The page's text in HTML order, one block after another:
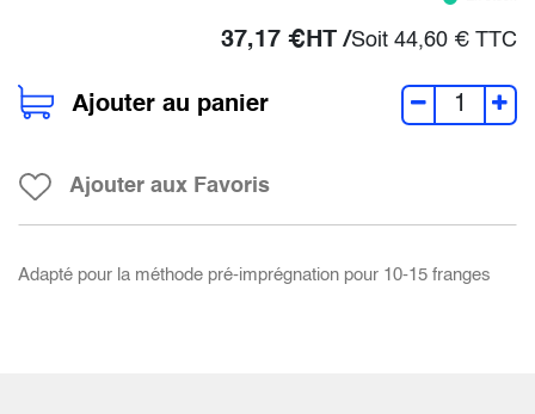
37,17 €HT /Soit 44,60 € TTC
Ajouter au panier
Ajouter aux Favoris
Adapté pour la méthode pré-imprégnation pour 10-15 franges